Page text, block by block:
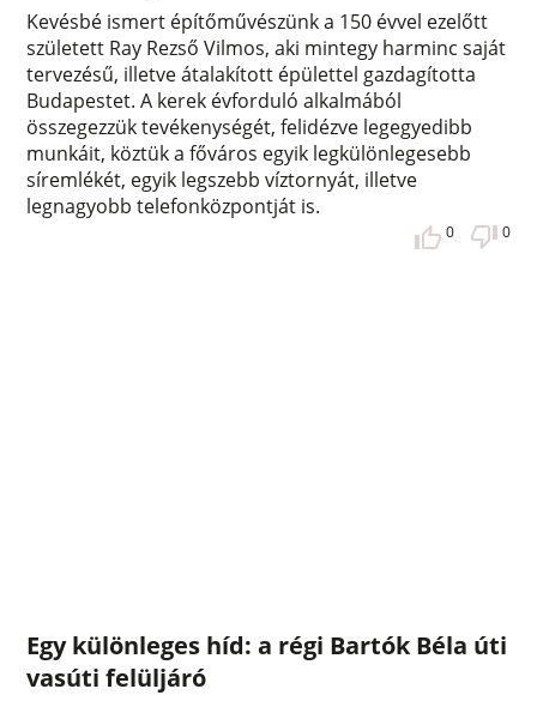
Kevésbé ismert építőművészünk a 150 évvel ezelőtt
született Ray Rezső Vilmos, aki mintegy harminc saját
tervezésű, illetve átalakított épülettel gazdagította
Budapestet. A kerek évforduló alkalmából
összegezzük tevékenységét, felidézve legegyedibb
munkáit, köztük a főváros egyik legkülönlegesebb
síremlékét, egyik legszebb víztornyát, illetve
legnagyobb telefonközpontját is.
0 0
Egy különleges híd: a régi Bartók Béla úti
vasúti felüljáró